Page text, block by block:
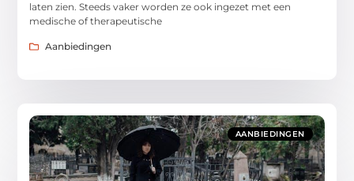
laten zien. Steeds vaker worden ze ook ingezet met een
medische of therapeutische
Aanbiedingen
AANBIEDINGEN